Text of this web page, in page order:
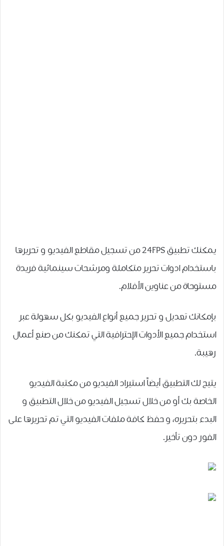
يمكنك تطبيق 24FPS من تسجيل مقاطع الفيديو و تحريرها
ﺑﺎﺳﺘﺨﺪﺍﻡ ادوات تحرير متكاملة وﻣﺮﺷﺤﺎﺕ ﺳﻴﻨﻤﺎﺋﻴﺔ فريدة
ﻣﺴﺘﻮﺣﺎﺓ ﻣﻦ ﻋﻨﺎﻭﻳﻦ ﺍﻷﻓﻼﻡ.
بإمكانك تعديل و تحرير جميع أنواع الفيديو بكل سهولة عبر
استخدام جميع الأدوات الإحترافية التي تمكنك من صنع أعمال
رهيبة.
يتيح لك التطبيق أيضاً استيراد الفيديو من مكتبة الفيديو
الخاصة بك أو من خلال تسجيل الفيديو من خلال التطبيق و
البدء بتحريره، ﻭ ﺣﻔﻆ كافة ﻣﻠﻔﺎﺕ ﺍﻟﻔﻴﺪﻳﻮ ﺍﻟﺘﻲ تم تحريرها ﻋﻠﻰ
ﺍﻟﻔﻮﺭ ﺩﻭﻥ ﺗﺄﺧﻴﺮ.